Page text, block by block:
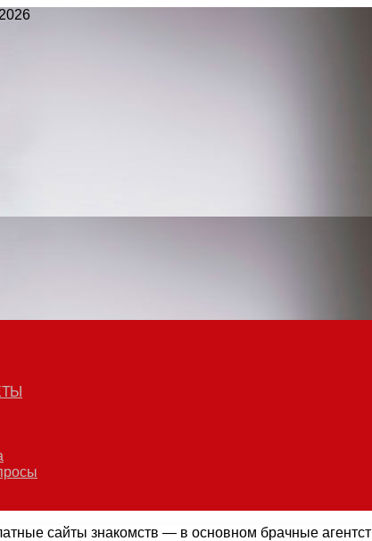
сайты знакомств — в основном брачные